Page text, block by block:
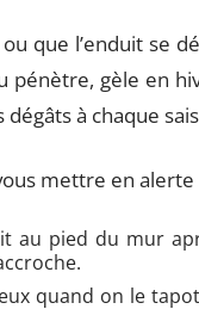
que l’enduit se
pénètre, gèle en
dégâts à chaque
mettre en alerte
au pied du mur
quand on le